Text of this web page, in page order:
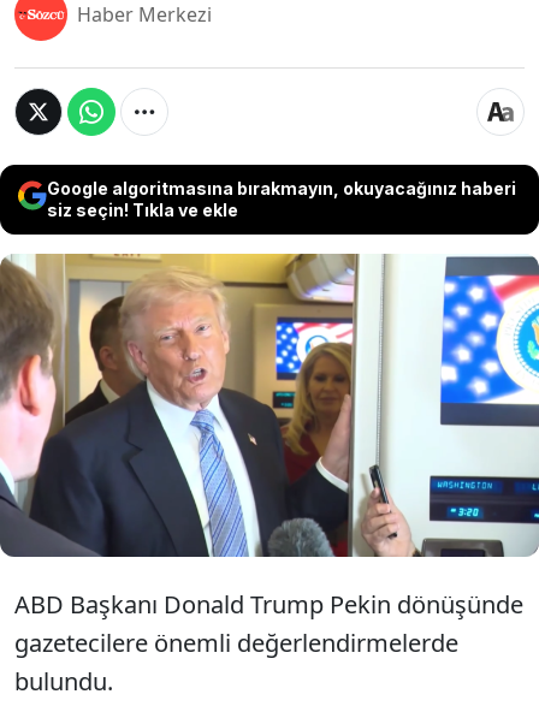
Haber Merkezi
Google algoritmasına bırakmayın, okuyacağınız haberi
siz seçin! Tıkla ve ekle
Pekin ziyareti sonrası uçakta gazetecilerin
sorularını yanıtlayan ABD Başkanı Trump, Çin ile
yakın diyaloğa vurgu yaparken Tayvan'ın
savunulması konusundaki soruları cevapsız
bıraktı. Olası bir saldırı durumunda ABD'nin
tutumuna dair net konuşmayan Trump, stratejik
belirsizlik mesajı verdi.
ABD Başkanı Donald Trump Pekin dönüşünde
gazetecilere önemli değerlendirmelerde
bulundu.